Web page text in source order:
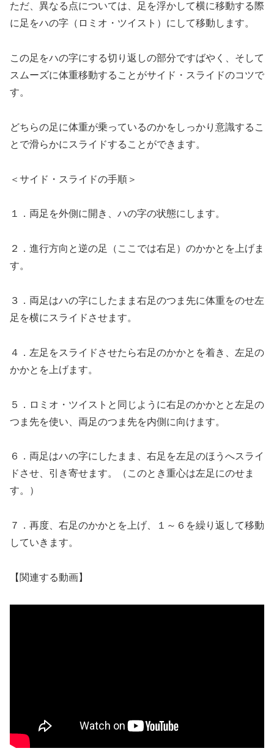
ただ、異なる点については、足を浮かして横に移動する際
に足をハの字（ロミオ・ツイスト）にして移動します。
この足をハの字にする切り返しの部分ですばやく、そして
スムーズに体重移動することがサイド・スライドのコツで
す。
どちらの足に体重が乗っているのかをしっかり意識するこ
とで滑らかにスライドすることができます。
＜サイド・スライドの手順＞
１．両足を外側に開き、ハの字の状態にします。
２．進行方向と逆の足（ここでは右足）のかかとを上げま
す。
３．両足はハの字にしたまま右足のつま先に体重をのせ左
足を横にスライドさせます。
４．左足をスライドさせたら右足のかかとを着き、左足の
かかとを上げます。
５．ロミオ・ツイストと同じように右足のかかとと左足の
つま先を使い、両足のつま先を内側に向けます。
６．両足はハの字にしたまま、右足を左足のほうへスライ
ドさせ、引き寄せます。（このとき重心は左足にのせま
す。）
７．再度、右足のかかとを上げ、１～６を繰り返して移動
していきます。
【関連する動画】